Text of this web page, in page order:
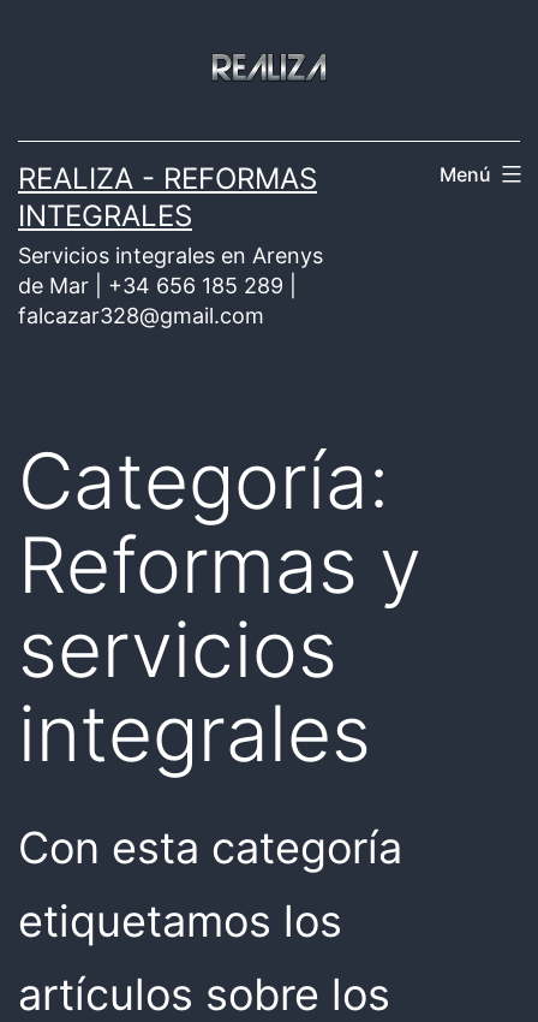
REALIZA - REFORMAS
INTEGRALES
Servicios integrales en Arenys
de Mar | +34 656 185 289 |
falcazar328@gmail.com
Menú
Categoría:
Reformas y
servicios
integrales
Con esta categoría
etiquetamos los
artículos sobre los